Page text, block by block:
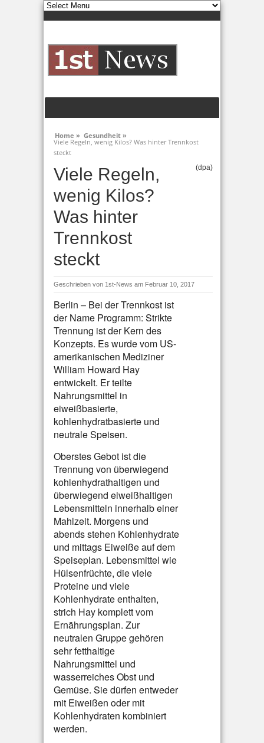
Home » Gesundheit »
Viele Regeln, wenig Kilos? Was hinter Trennkost
steckt
Viele Regeln,
wenig Kilos?
Was hinter
Trennkost
steckt
(dpa)
Geschrieben von 1st-News am Februar 10, 2017
Berlin – Bei der Trennkost ist
der Name Programm: Strikte
Trennung ist der Kern des
Konzepts. Es wurde vom US-
amerikanischen Mediziner
William Howard Hay
entwickelt. Er teilte
Nahrungsmittel in
eiweißbasierte,
kohlenhydratbasierte und
neutrale Speisen.
Oberstes Gebot ist die
Trennung von überwiegend
kohlenhydrathaltigen und
überwiegend eiweißhaltigen
Lebensmitteln innerhalb einer
Mahlzeit. Morgens und
abends stehen Kohlenhydrate
und mittags Eiweiße auf dem
Speiseplan. Lebensmittel wie
Hülsenfrüchte, die viele
Proteine und viele
Kohlenhydrate enthalten,
strich Hay komplett vom
Ernährungsplan. Zur
neutralen Gruppe gehören
sehr fetthaltige
Nahrungsmittel und
wasserreiches Obst und
Gemüse. Sie dürfen entweder
mit Eiweißen oder mit
Kohlenhydraten kombiniert
werden.